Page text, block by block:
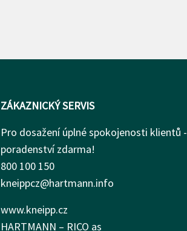
ZÁKAZNICKÝ SERVIS
Pro dosažení úplné spokojenosti klientů -
poradenství zdarma!
800 100 150
kneippcz@hartmann.info
www.kneipp.cz
HARTMANN – RICO as